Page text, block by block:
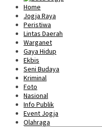
Home
Jogja Raya
Peristiwa
Lintas Daerah
Warganet
Gaya Hidup
Ekbis
Seni Budaya
Kriminal
Foto
Nasional
Info Publik
Event Jogja
Olahraga